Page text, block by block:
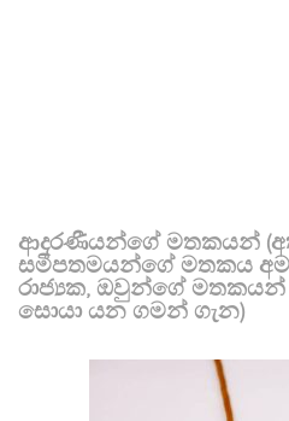
ආදරණීයන්ගේ මතකයන්
සමීපතමයන්ගේ මතකය
රාජ්‍යක, ඔවුන්ගේ
සොයා යන ගමන් ගැන)